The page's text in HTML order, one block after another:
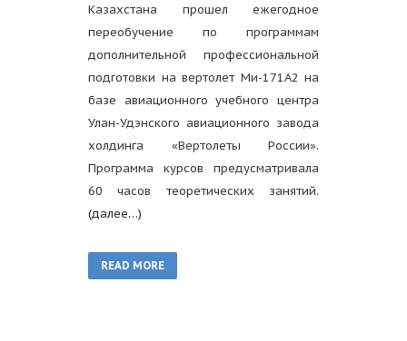
Казахстана прошел ежегодное
переобучение по программам
дополнительной профессиональной
подготовки на вертолет Ми-171А2 на
базе авиационного учебного центра
Улан-Удэнского авиационного завода
холдинга «Вертолеты России».
Программа курсов предусматривала
60 часов теоретических занятий.
(далее…)
READ MORE